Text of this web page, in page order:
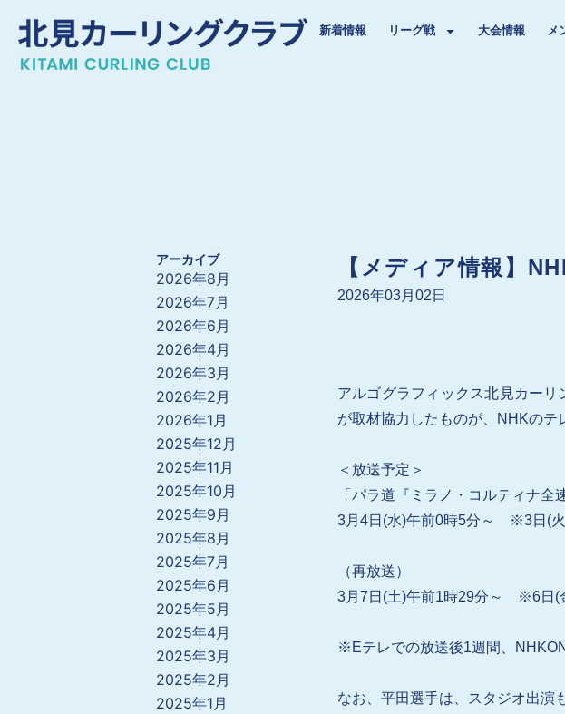
新着情報 リーグ戦 大会情報 メ
アーカイブ
2026年8月
2026年7月
2026年6月
2026年4月
2026年3月
2026年2月
2026年1月
2025年12月
2025年11月
2025年10月
2025年9月
2025年8月
2025年7月
2025年6月
2025年5月
2025年4月
2025年3月
2025年2月
2025年1月
【メディア情報】
2026年03月02日
アルゴグラフィックス北見カー
が取材協力したものが、NHKのテ
＜放送予定＞
「パラ道『ミラノ・コルティナ全
3月4日(水)午前0時5分～ ※3日(
（再放送）
3月7日(土)午前1時29分～ ※6日(
※Eテレでの放送後1週間、
なお、平田選手は、スタジオ出演